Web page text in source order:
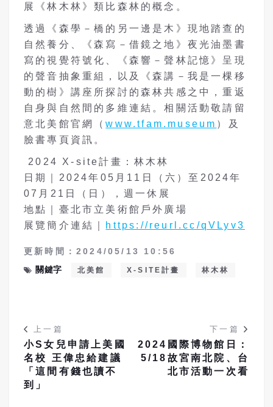
展《林木林》類比森林的概念。
透過《森學－橋的另一邊是木》現地踏查的
自然養分、《森寫－借鏡之地》夜光油墨書
寫的視覺符號化、《森響－聲林記憶》呈現
的聲音抽象重組，以及《森講－我是一棵移
動的樹》講座所探討的森林共感之中，重返
自身與自然間的多維連結。相關活動敬請留
意北美館官網（www.tfam.museum ）及
臉書專頁資訊。
2024 X-site計畫：林木林
日期｜2024年05月11日（六）至2024年
07月21日（日），週一休展
地點｜臺北市立美術館戶外廣場
展覽簡介連結｜ https://reurl.cc/qVLyv3
更新時間：2024/05/13 10:56
關鍵字
北美館 X-SITE計畫 林木林
上一篇
小S女兒申請上美國
名校 王偉忠給建議
「這間有錢也讀不
到」
下一篇
2024國際博物館日：
5/18故宮南北院、台
北市活動一次看